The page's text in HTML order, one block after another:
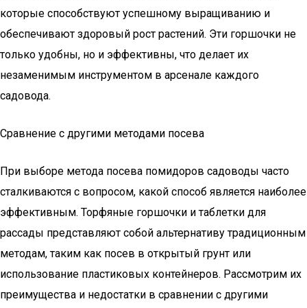
которые способствуют успешному выращиванию и
обеспечивают здоровый рост растений. Эти горшочки не
только удобны, но и эффективны, что делает их
незаменимым инструментом в арсенале каждого
садовода.
Сравнение с другими методами посева
При выборе метода посева помидоров садоводы часто
сталкиваются с вопросом, какой способ является наиболее
эффективным. Торфяные горшочки и таблетки для
рассады представляют собой альтернативу традиционным
методам, таким как посев в открытый грунт или
использование пластиковых контейнеров. Рассмотрим их
преимущества и недостатки в сравнении с другими